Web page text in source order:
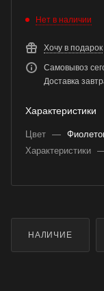
Нет в наличии
Хочу в подарок
Самовывоз
Доставка
Характеристики
Цвет —
Характеристики
НАЛИЧИЕ